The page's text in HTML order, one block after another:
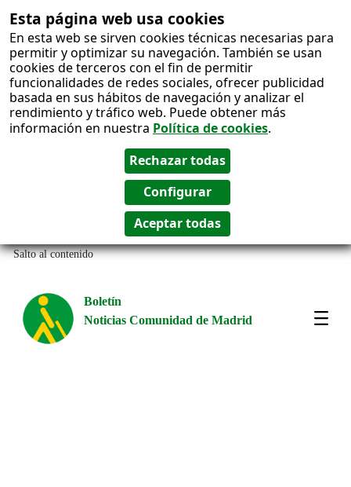
Esta página web usa cookies
En esta web se sirven cookies técnicas necesarias para
permitir y optimizar su navegación. También se usan
cookies de terceros con el fin de permitir
funcionalidades de redes sociales, ofrecer publicidad
basada en sus hábitos de navegación y analizar el
rendimiento y tráfico web. Puede obtener más
información en nuestra Política de cookies.
Salto al contenido
Boletín
Noticias Comunidad de Madrid